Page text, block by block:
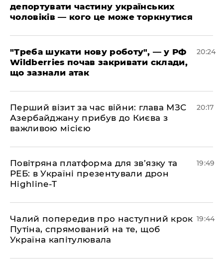
депортувати частину українських
чоловіків — кого це може торкнутися
​"Треба шукати нову роботу", — у РФ
Wildberries почав закривати склади,
що зазнали атак
20:24
​Перший візит за час війни: глава МЗС
Азербайджану прибув до Києва з
важливою місією
20:17
​Повітряна платформа для зв’язку та
РЕБ: в Україні презентували дрон
Highline-T
19:49
​Чалий попередив про наступний крок
Путіна, спрямований на те, щоб
Україна капітулювала
19:44